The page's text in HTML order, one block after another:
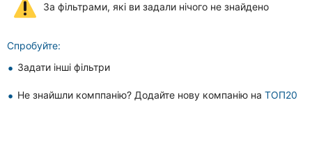
Ресторани
рубрики
За фільтрами, які ви задали нічого не знайдено
Спробуйте:
Задати інші фільтри
Не знайшли комппанію? Додайте нову компанію на ТОП20